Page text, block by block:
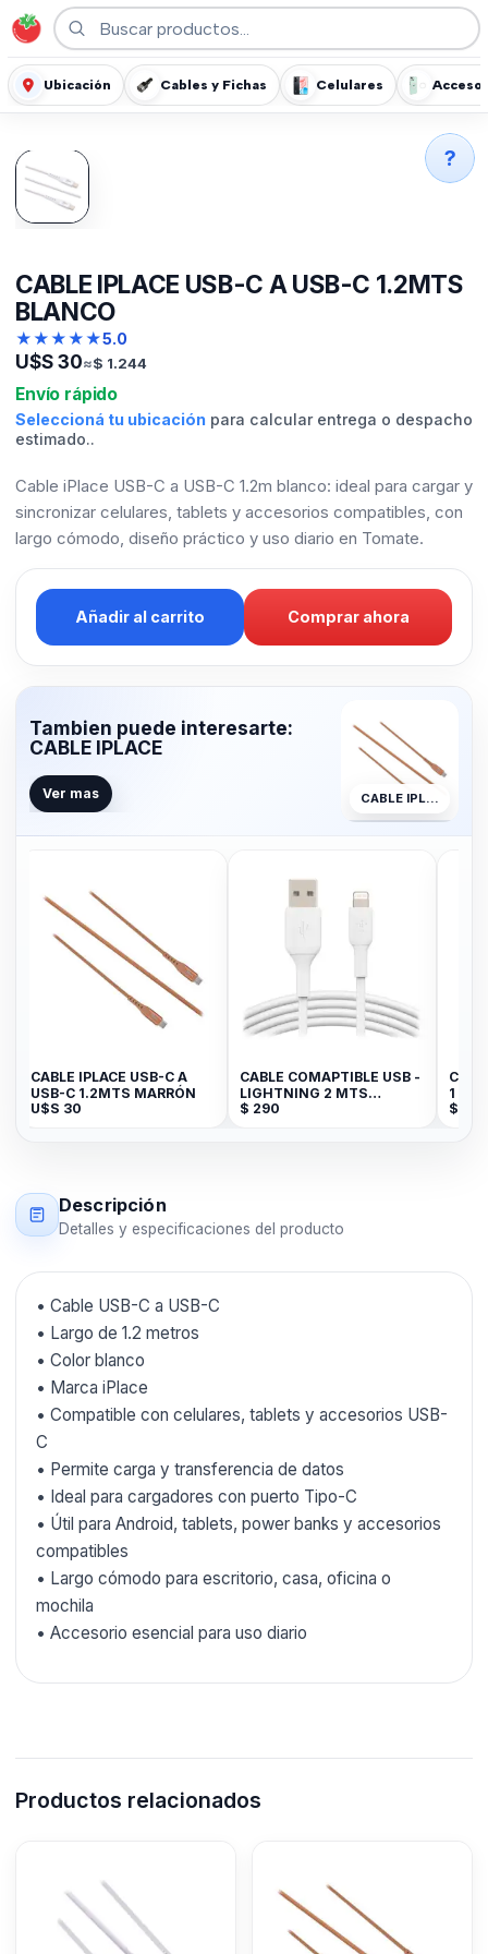
Ubicación Cables y Fichas Celulares
CABLE IPLACE USB-C A USB-C 1.2MTS
BLANCO
★★★★★5.0
U$S30≈$ 1.244
Envío rápido
Seleccioná tu ubicación para calcular entrega o despacho
estimado..
Cable iPlace USB-C a USB-C 1.2m blanco: ideal para cargar y
sincronizar celulares, tablets y accesorios compatibles, con
largo cómodo, diseño práctico y uso diario en Tomate.
Añadir al carrito Comprar ahora
Tambien puede interesarte:
CABLE IPLACE
Ver mas CABLE IPLACE
CABLE IPLACE USB-C A
USB-C 1.2MTS MARRÓN
U$S30
CABLE COMAPTIBLE USB -
LIGHTNING 2 MTS
BLANCO JK
$290
1
$199
Descripción
Detalles y especificaciones del producto
• Cable USB-C a USB-C
• Largo de 1.2 metros
• Color blanco
• Marca iPlace
• Compatible con celulares, tablets y accesorios USB-
C
• Permite carga y transferencia de datos
• Ideal para cargadores con puerto Tipo-C
• Útil para Android, tablets, power banks y accesorios
compatibles
• Largo cómodo para escritorio, casa, oficina o
mochila
• Accesorio esencial para uso diario
Productos relacionados
?